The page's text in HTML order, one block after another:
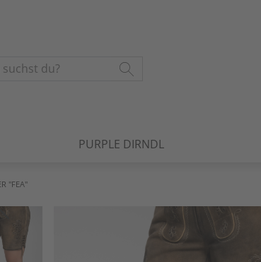
PURPLE DIRNDL
"FEA"
überspringen